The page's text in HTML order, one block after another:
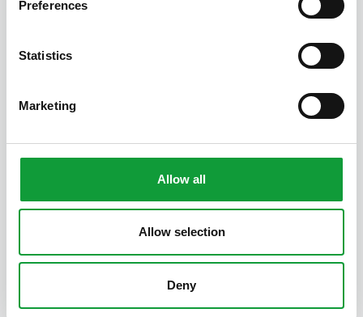
Preferences
Statistics
Marketing
Allow all
Allow selection
Deny
Mohnblume-Häuschen
2
Smarter
arbeiten,
herzlicher
empfangen